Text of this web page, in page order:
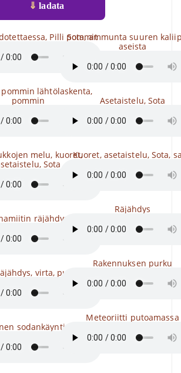
⇓ ladata
Pilli pommit
lähtölaskenta,
pommin
melu, kuoret,
Sota
räjähdys
virta, purkaus
sodankäynti, kuoret,
Sota, ammunta suuren
aseista
Asetaistelu, Sota
Kuoret, asetaistelu, Sota,
Räjähdys
Rakennuksen purku
Meteoriitti putoamassa